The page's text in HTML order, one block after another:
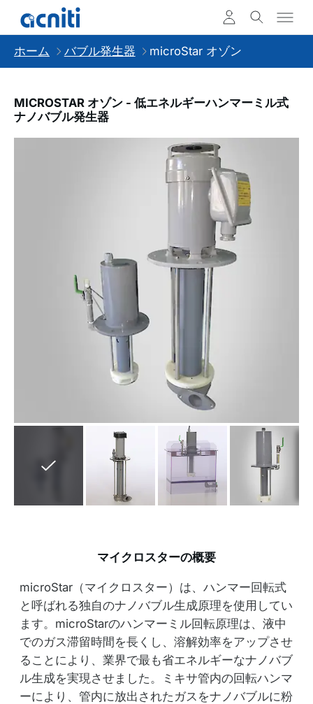
ホーム バブル発生器 microStar オゾン
MICROSTAR オゾン - 低エネルギーハンマーミル式
ナノバブル発生器
マイクロスターの概要
microStar（マイクロスター）は、ハンマー回転式
と呼ばれる独自のナノバブル生成原理を使用してい
ます。microStarのハンマーミル回転原理は、液中
でのガス滞留時間を長くし、溶解効率をアップさせ
ることにより、業界で最も省エネルギーなナノバブ
ル生成を実現させました。ミキサ管内の回転ハンマ
ーにより、管内に放出されたガスをナノバブルに粉